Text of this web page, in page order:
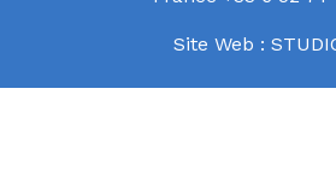
Site Web :